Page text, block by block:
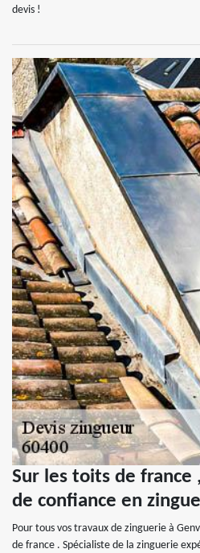
devis !
Sur les toits de
de confiance en
Pour tous vos travaux de zinguerie à
de france . Spécialiste de la zinguerie